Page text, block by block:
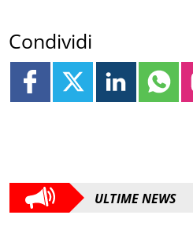
Condividi
ULTIME NEWS